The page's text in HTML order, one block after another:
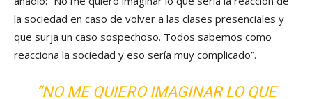
la sociedad en caso de volver a las clases presenciales y
que surja un caso sospechoso. Todos sabemos como
reacciona la sociedad y eso sería muy complicado”.
“NO ME QUIERO IMAGINAR LO QUE